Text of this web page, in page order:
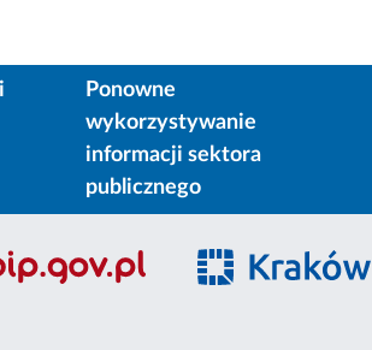
Ponowne
wykorzystywanie
informacji sektora
publicznego